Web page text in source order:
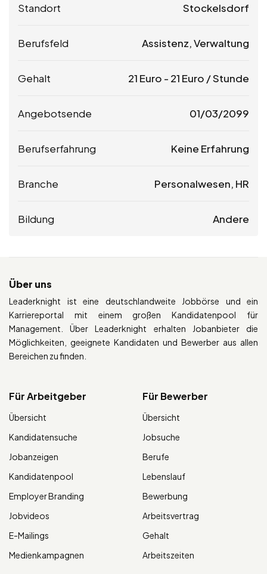
Standort Stockelsdorf
Berufsfeld Assistenz, Verwaltung
Gehalt 21 Euro - 21 Euro / Stunde
Angebotsende 01/03/2099
Berufserfahrung Keine Erfahrung
Branche Personalwesen, HR
Bildung Andere
Über uns
Leaderknight ist eine deutschlandweite Jobbörse und ein
Karriereportal mit einem großen Kandidatenpool für
Management. Über Leaderknight erhalten Jobanbieter die
Möglichkeiten, geeignete Kandidaten und Bewerber aus allen
Bereichen zu finden.
Für Arbeitgeber
Übersicht
Kandidatensuche
Jobanzeigen
Kandidatenpool
Employer Branding
Jobvideos
E-Mailings
Medienkampagnen
Für Bewerber
Übersicht
Jobsuche
Berufe
Lebenslauf
Bewerbung
Arbeitsvertrag
Gehalt
Arbeitszeiten